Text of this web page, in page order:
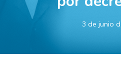
3 de junio